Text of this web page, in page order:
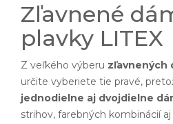
Zľavnené
plavky LITEX
Z veľkého výberu zľavnených
určite vyberiete tie pravé,
jednodielne aj dvojdielne
strihov, farebných kombinácií